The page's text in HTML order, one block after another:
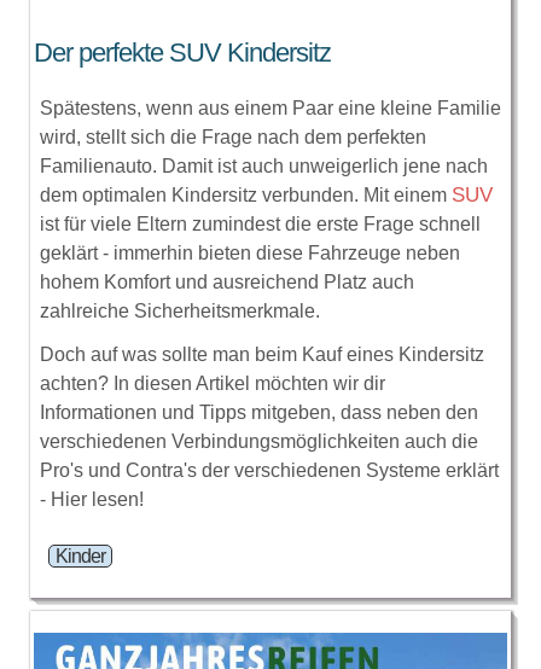
Der perfekte SUV Kindersitz
Spätestens, wenn aus einem Paar eine kleine Familie
wird, stellt sich die Frage nach dem perfekten
Familienauto. Damit ist auch unweigerlich jene nach
dem optimalen Kindersitz verbunden. Mit einem SUV
ist für viele Eltern zumindest die erste Frage schnell
geklärt - immerhin bieten diese Fahrzeuge neben
hohem Komfort und ausreichend Platz auch
zahlreiche Sicherheitsmerkmale.
Doch auf was sollte man beim Kauf eines Kindersitz
achten? In diesen Artikel möchten wir dir
Informationen und Tipps mitgeben, dass neben den
verschiedenen Verbindungsmöglichkeiten auch die
Pro's und Contra's der verschiedenen Systeme erklärt
- Hier lesen!
Kinder